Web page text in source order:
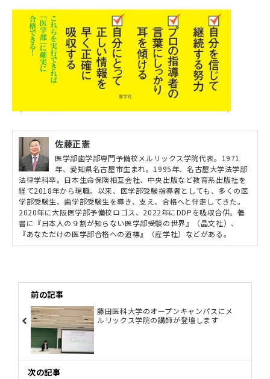
佐藤正憲
医学部歯学部専門予備校メルリックス学院代表。1971
年、愛知県名古屋市生まれ。1995年、名古屋大学法学部
法律学科卒。日本生命保険相互会社、中央出版など教育系出版社を
経て2018年から現職。以来、医学部受験指導者としても、多くの医
学部受験生、歯学部受験生を導き、支え、合格へと伴走してきた。
2020年に大阪医学部予備校ロゴス、2022年にDDPを吸収合併。著
書に『日本人の９割が知らない医学部受験の世界』（晶文社）、
『あなただけの医学部合格への道標』（産学社）などがある。
前の記事
藤田医科大学のオープンキャンパスにメ
ルリックス学院の講師が登壇します
次の記事